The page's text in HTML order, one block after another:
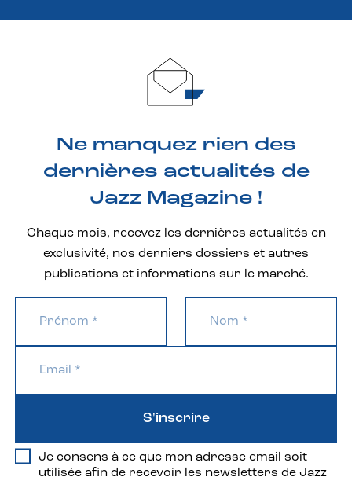
Ne manquez rien des
dernières actualités de
Jazz Magazine !
Chaque mois, recevez les dernières actualités en
exclusivité, nos derniers dossiers et autres
publications et informations sur le marché.
Je consens à ce que mon adresse email soit
utilisée afin de recevoir les newsletters de Jazz
S'inscrire